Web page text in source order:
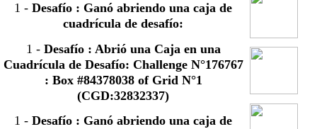
1 -Desafío : Ganó abriendo una caja de
cuadrícula de desafío:
1 - Desafío : Abrió una Caja en una
Cuadrícula de Desafío: Challenge N°176767
: Box #84378038 of Grid N°1
(CGD:32832337)
1 -Desafío : Ganó abriendo una caja de